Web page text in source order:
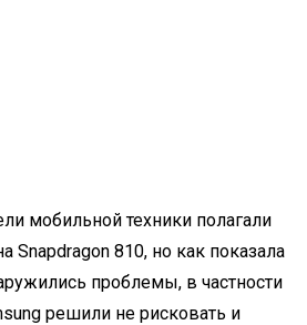
мобильной техники полагали
810, но как показала
проблемы, в частности
решили не рисковать и